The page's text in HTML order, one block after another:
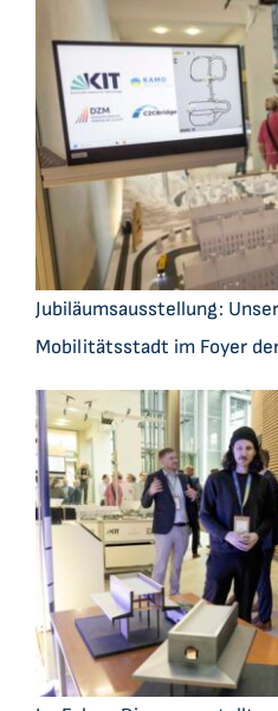
Jubiläumsausstellung:
Mobilitätsstadt im Foyer